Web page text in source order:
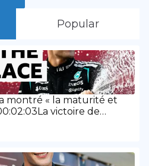
Popular
montré « la maturité et
victoire de
et l’expérience »